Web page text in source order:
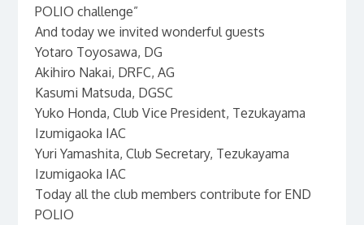
POLIO challenge”
And today we invited wonderful guests
Yotaro Toyosawa, DG
Akihiro Nakai, DRFC, AG
Kasumi Matsuda, DGSC
Yuko Honda, Club Vice President, Tezukayama
Izumigaoka IAC
Yuri Yamashita, Club Secretary, Tezukayama
Izumigaoka IAC
Today all the club members contribute for END
POLIO